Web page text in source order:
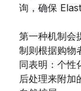
询，确保
第一种机制会
制则根据购物
同表明：个性
后处理来附加